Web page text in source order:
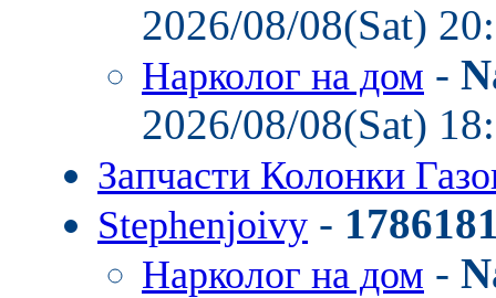
2026/08/08(Sat)
Нарколог на дом -
2026/08/08(Sat)
Запчасти Колонки
Stephenjoivy -
Нарколог на дом -